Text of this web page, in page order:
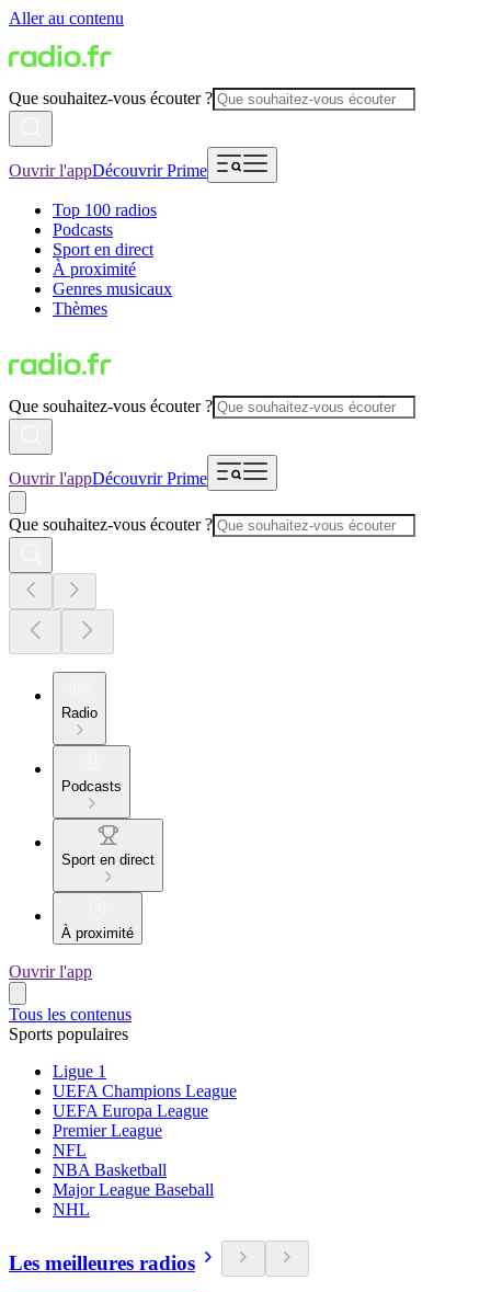
Aller au contenu
Que souhaitez-vous écouter ?
Ouvrir l'appDécouvrir Prime
Top 100 radios
Podcasts
Sport en direct
À proximité
Genres musicaux
Thèmes
Que souhaitez-vous écouter ?
Ouvrir l'appDécouvrir Prime
Que souhaitez-vous écouter ?
Radio
Podcasts
Sport en direct
À proximité
Ouvrir l'app
Tous les contenus
Sports populaires
Ligue 1
UEFA Champions League
UEFA Europa League
Premier League
NFL
NBA Basketball
Major League Baseball
NHL
Les meilleures radios